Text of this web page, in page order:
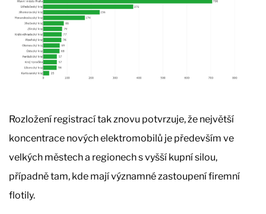
Rozložení registrací tak znovu potvrzuje, že největší
koncentrace nových elektromobilů je především ve
velkých městech a regionech s vyšší kupní silou,
případně tam, kde mají významné zastoupení firemní
flotily.